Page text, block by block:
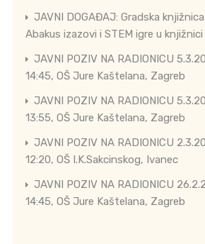
JAVNI DOGAĐAJ: Gradska
Abakus izazovi i STEM igre u knjižnici
JAVNI POZIV NA RADIONICU
14:45, OŠ Jure Kaštelana, Zagreb
JAVNI POZIV NA RADIONICU
13:55, OŠ Jure Kaštelana, Zagreb
JAVNI POZIV NA RADIONICU
12:20, OŠ I.K.Sakcinskog, Ivanec
JAVNI POZIV NA RADIONICU
14:45, OŠ Jure Kaštelana, Zagreb